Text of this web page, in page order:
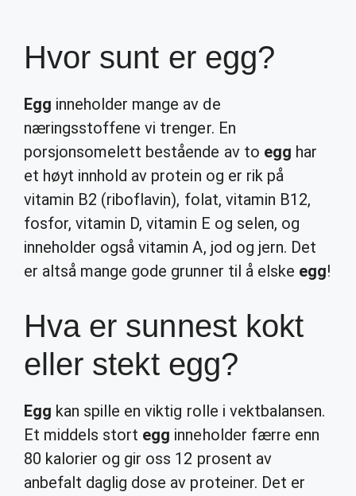
Hvor sunt er egg?
Egg inneholder mange av de
næringsstoffene vi trenger. En
porsjonsomelett bestående av to egg har
et høyt innhold av protein og er rik på
vitamin B2 (riboflavin), folat, vitamin B12,
fosfor, vitamin D, vitamin E og selen, og
inneholder også vitamin A, jod og jern. Det
er altså mange gode grunner til å elske egg!
Hva er sunnest kokt
eller stekt egg?
Egg kan spille en viktig rolle i vektbalansen.
Et middels stort egg inneholder færre enn
80 kalorier og gir oss 12 prosent av
anbefalt daglig dose av proteiner. Det er